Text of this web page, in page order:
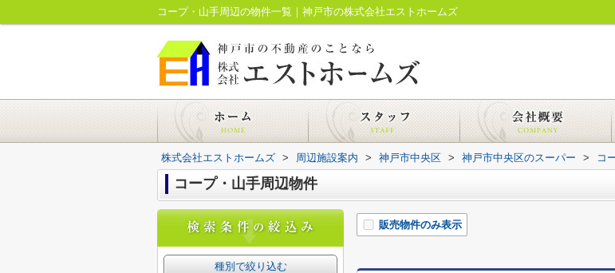
コープ・山手周辺の物件一覧｜神戸市の株式会社エストホームズ
株式会社エストホームズ > 周辺施設案内 > 神戸市中央区 > 神戸市中央区のスーパー > コ
コープ・山手周辺物件
販売物件のみ表示
種別で絞り込む